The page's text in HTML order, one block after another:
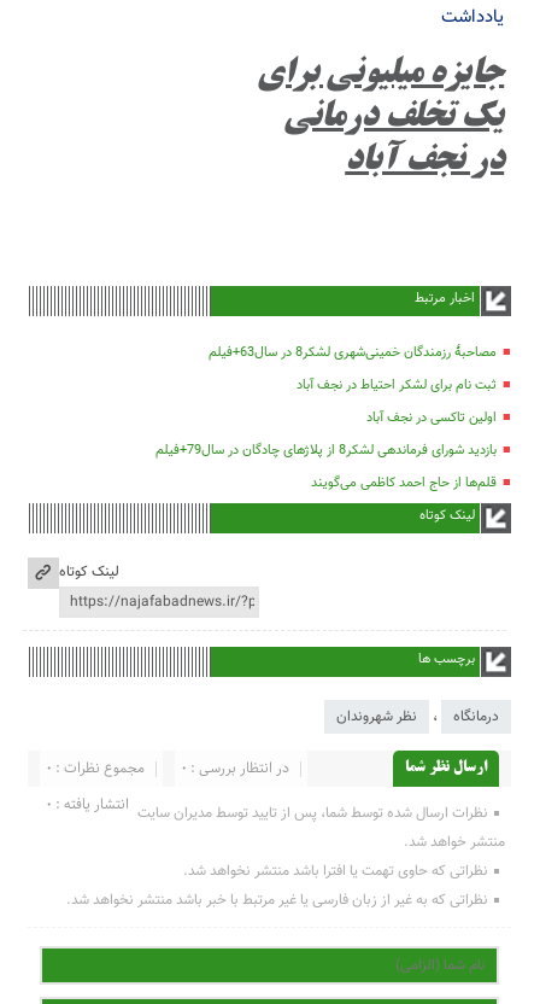
یادداشت
جایزه میلیونی برای
یک تخلف درمانی
در نجف آباد
اخبار مرتبط
مصاحبۀ رزمندگان خمینی‌شهری لشکر8 در سال63+فیلم
ثبت نام برای لشکر احتیاط در نجف آباد
اولین تاکسی در نجف آباد
بازدید شورای فرماندهی لشکر8 از پلاژهای چادگان در سال79+فیلم
قلم‌ها از حاج احمد کاظمی می‌گویند
لینک کوتاه
لینک کوتاه
برچسب ها
درمانگاه ، نظر شهروندان
ارسال نظر شما مجموع نظرات : 0
در انتظار بررسی : 0
انتشار یافته : 0 نظرات ارسال شده توسط شما، پس از تایید توسط مدیران سایت
منتشر خواهد شد.
نظراتی که حاوی تهمت یا افترا باشد منتشر نخواهد شد.
نظراتی که به غیر از زبان فارسی یا غیر مرتبط با خبر باشد منتشر نخواهد شد.